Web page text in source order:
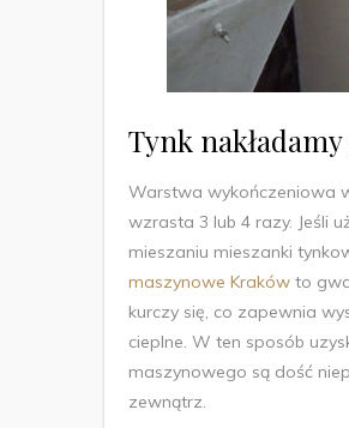
Tynk
Warstwa wykończeniowa
wzrasta 3 lub 4 razy. Jeśli
mieszaniu mieszanki
maszynowe Kraków to
kurczy się, co zapewnia
cieplne. W ten sposób
maszynowego są dość
zewnątrz.